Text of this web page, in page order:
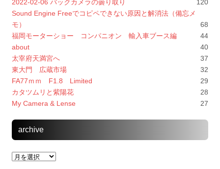
2022-02-06 バックカメラの曇り取り
120
Sound Engine Freeでコピペできない原因と解消法（備忘メ
モ）
68
福岡モーターショー コンパニオン 輸入車ブース編
44
about
40
太宰府天満宮へ
37
東大門 広蔵市場
32
FA77ｍｍ F1.8 Limited
29
カタツムリと紫陽花
28
My Camera & Lense
27
archive
archive